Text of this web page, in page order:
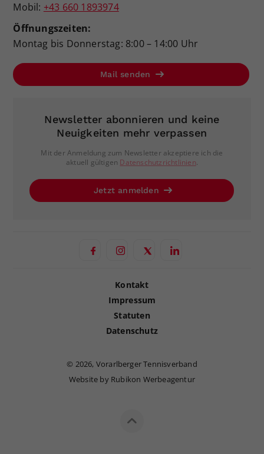
Mobil: +43 660 1893974
Öffnungszeiten:
Montag bis Donnerstag: 8:00 – 14:00 Uhr
Mail senden
Newsletter abonnieren und keine
Neuigkeiten mehr verpassen
Mit der Anmeldung zum Newsletter akzeptiere ich die
aktuell gültigen Datenschutzrichtlinien.
Jetzt anmelden
Kontakt
Impressum
Statuten
Datenschutz
© 2026, Vorarlberger Tennisverband
Website by Rubikon Werbeagentur